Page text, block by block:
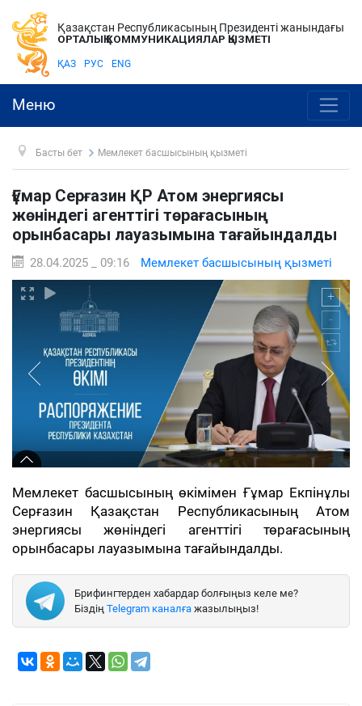
Қазақстан Республикасының Президенті жанындағы
ОРТАЛЫҚ КОММУНИКАЦИЯЛАР ҚЫЗМЕТІ
ҚАЗ РУС ENG
Меню
Басты бет Мемлекет басшысының қызметі
Ғұмар Серғазин ҚР Атом энергиясы
жөніндегі агенттігі төрағасының
орынбасары лауазымына тағайындалды
28.04.2025 _ 09:16 Мемлекет басшысының қызметі
Мемлекет басшысының өкімімен Ғұмар Екпінұлы
Серғазин Қазақстан Республикасының Атом
энергиясы жөніндегі агенттігі төрағасының
орынбасары лауазымына тағайындалды.
Брифингтерден хабардар болғыңыз келе ме?
Біздің Telegram каналға жазылыңыз!